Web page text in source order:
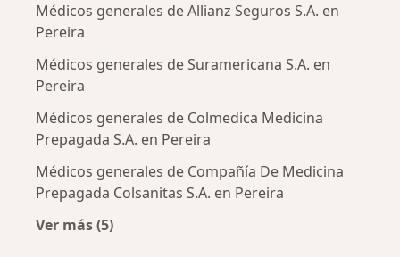
Médicos generales de Allianz Seguros S.A. en
Pereira
Médicos generales de Suramericana S.A. en
Pereira
Médicos generales de Colmedica Medicina
Prepagada S.A. en Pereira
Médicos generales de Compañía De Medicina
Prepagada Colsanitas S.A. en Pereira
Ver más (5)